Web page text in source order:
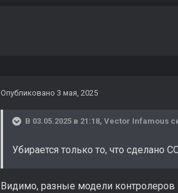
Опубликовано 3 мая, 2025
В 03.05.2025 в 21:18, Vector Infamous
Убирается только то, что
Видимо, разные модели